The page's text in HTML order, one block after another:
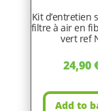
Kit d’entretien
filtre à air en
vert ref
24,90
Add to